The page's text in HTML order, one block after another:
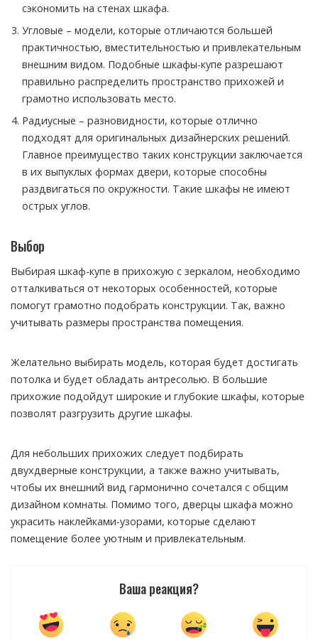
сэкономить на стенах шкафа.
Угловые – модели, которые отличаются большей
практичностью, вместительностью и привлекательным
внешним видом. Подобные шкафы-купе разрешают
правильно распределить пространство прихожей и
грамотно использовать место.
Радиусные – разновидности, которые отлично
подходят для оригинальных дизайнерских решений.
Главное преимущество таких конструкции заключается
в их выпуклых формах двери, которые способны
раздвигаться по окружности. Такие шкафы не имеют
острых углов.
Выбор
Выбирая шкаф-купе в прихожую с зеркалом, необходимо
отталкиваться от некоторых особенностей, которые
помогут грамотно подобрать конструкции. Так, важно
учитывать размеры пространства помещения.
Желательно выбирать модель, которая будет достигать
потолка и будет обладать антресолью. В большие
прихожие подойдут широкие и глубокие шкафы, которые
позволят разгрузить другие шкафы.
Для небольших прихожих следует подбирать
двухдверные конструкции, а также важно учитывать,
чтобы их внешний вид гармонично сочетался с общим
дизайном комнаты. Помимо того, дверцы шкафа можно
украсить наклейками-узорами, которые сделают
помещение более уютным и привлекательным.
Ваша реакция?